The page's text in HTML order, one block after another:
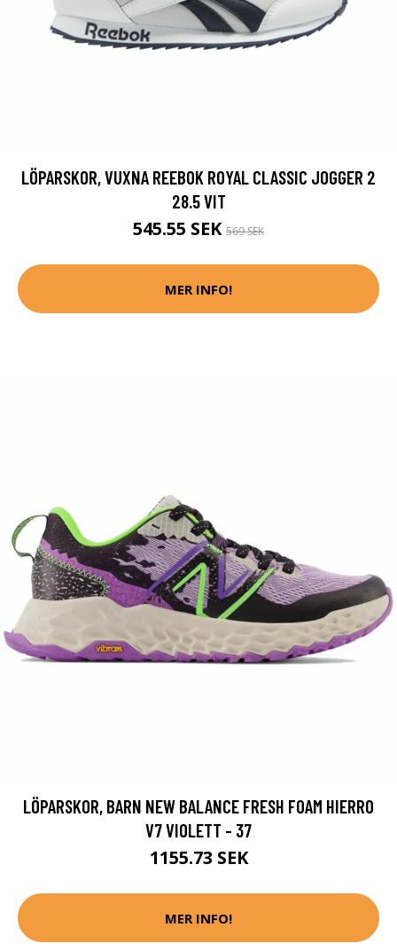
LÖPARSKOR, VUXNA REEBOK ROYAL CLASSIC JOGGER 2
28.5 VIT
545.55 SEK 569 SEK
MER INFO!
LÖPARSKOR, BARN NEW BALANCE FRESH FOAM HIERRO
V7 VIOLETT - 37
1155.73 SEK
MER INFO!